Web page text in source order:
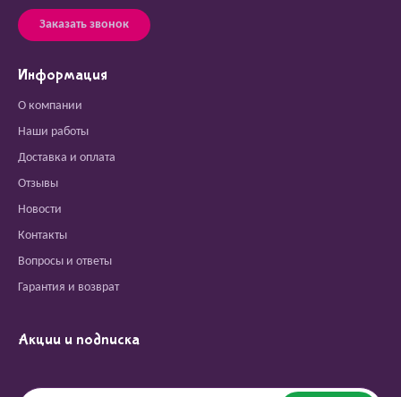
Заказать звонок
Информация
О компании
Наши работы
Доставка и оплата
Отзывы
Новости
Контакты
Вопросы и ответы
Гарантия и возврат
Акции и подписка